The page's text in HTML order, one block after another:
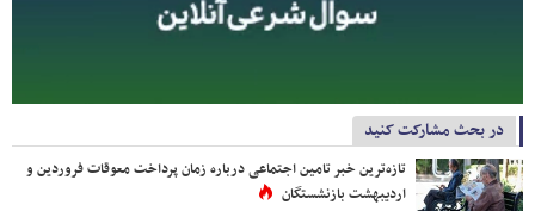
در بحث مشارکت کنید
تازه‌ترین خبر تامین اجتماعی درباره زمان پرداخت معوقات فروردین و
اردیبهشت بازنشستگان